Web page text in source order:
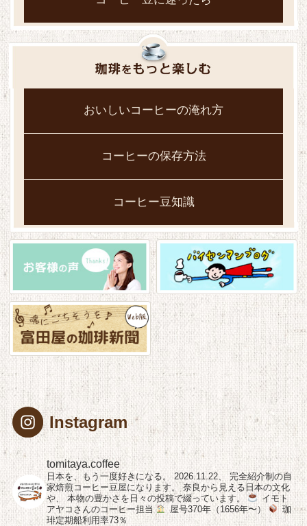
おいしいコーヒーの淹れ方
コーヒーの保存方法
コーヒー豆知識
Instagram
tomitaya.coffee
日本を、もう一度好きになる。2026.11.22、 完全紹介制の自
家焙煎コーヒー豆屋になります。 奈良から見える日本の文化
や、
本物の豊かさを日々の投稿で綴っています。
イモト
アヤコさんのコーヒー担当
屋号370年（1656年〜）
珈
琲定期船利用率73％